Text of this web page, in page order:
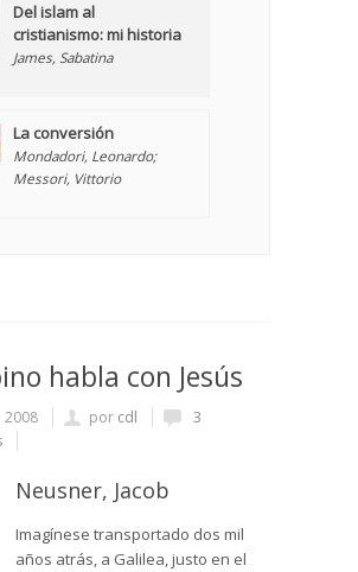
Del islam al
cristianismo: mi historia
James, Sabatina
La conversión
Mondadori, Leonardo;
Messori, Vittorio
habla con Jesús
2008 por cdl
3
Neusner, Jacob
Imagínese transportado dos mil
años atrás, a Galilea, justo en el